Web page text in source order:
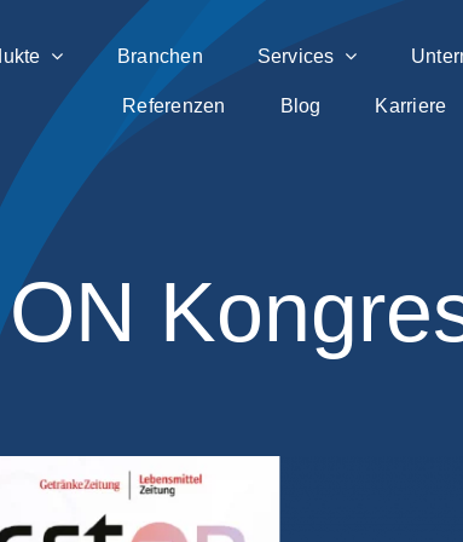
Branchen Services
Referenzen Blog Karriere